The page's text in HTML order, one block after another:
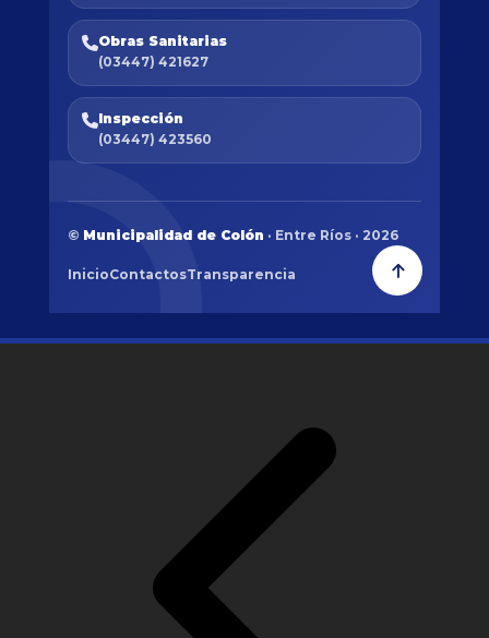
Obras Sanitarias
(03447) 421627
Inspección
(03447) 423560
© Municipalidad de Colón · Entre Ríos · 2026
InicioContactosTransparencia